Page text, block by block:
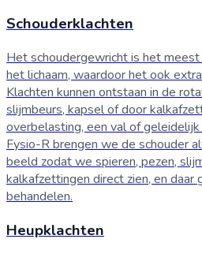
Schouderklachten
Het schoudergewricht is het
het lichaam, waardoor het ook
Klachten kunnen ontstaan in de
slijmbeurs, kapsel of door
overbelasting, een val of
Fysio-R brengen we de schouder
beeld zodat we spieren, pezen,
kalkafzettingen direct zien, en daar
behandelen.
Heupklachten